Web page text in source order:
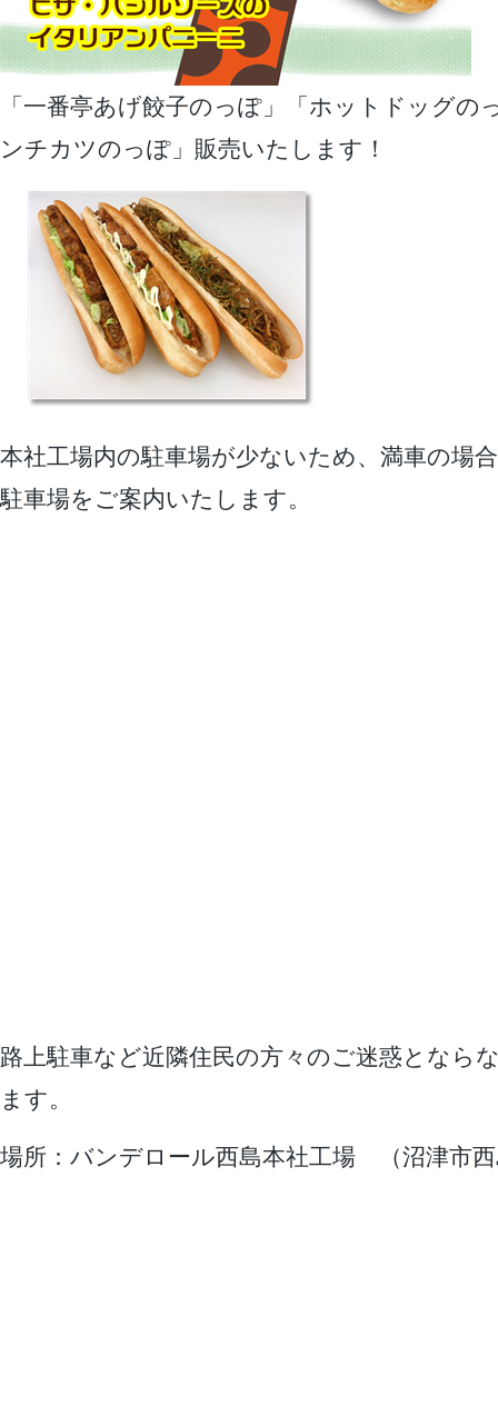
「一番亭あげ餃子のっぽ」「ホットドッグの
ンチカツのっぽ」販売いたします！
本社工場内の駐車場が少ないため、満車の場
駐車場をご案内いたします。
路上駐車など近隣住民の方々のご迷惑となら
ます。
場所：バンデロール西島本社工場 （沼津市